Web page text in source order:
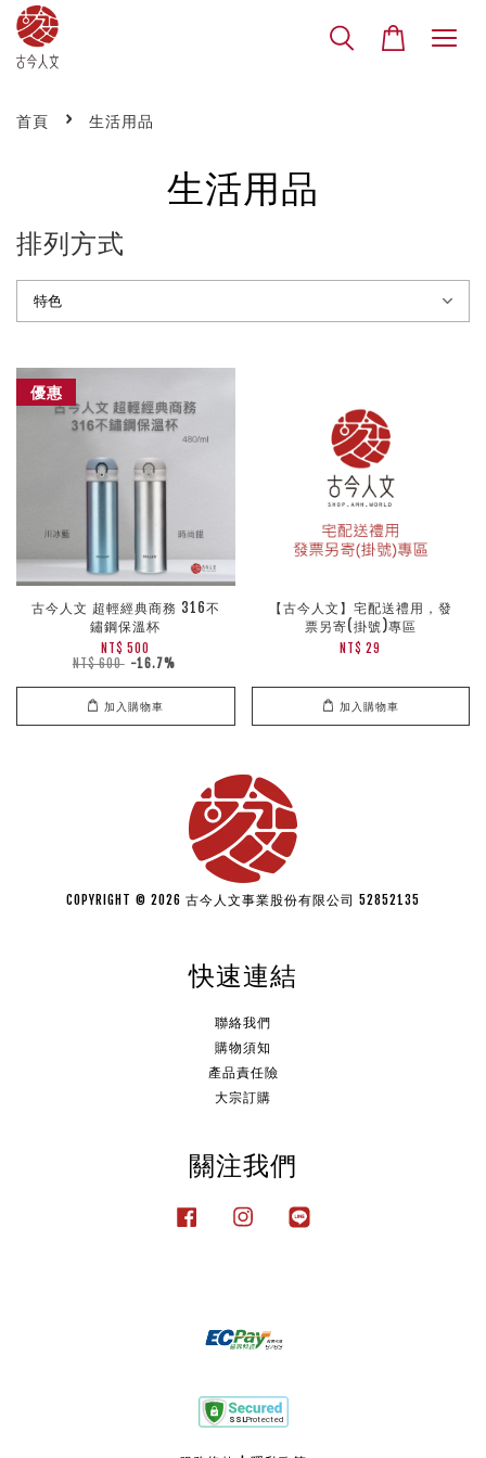
首頁 › 生活用品
生活用品
排列方式
優惠
古今人文 超輕經典商務 316不
鏽鋼保溫杯
NT$ 500
NT$ 600 -16.7%
加入購物車
【古今人文】宅配送禮用，發
票另寄(掛號)專區
NT$ 29
加入購物車
COPYRIGHT © 2026 古今人文事業股份有限公司 52852135
快速連結
聯絡我們
購物須知
產品責任險
大宗訂購
關注我們
Facebook Instagram